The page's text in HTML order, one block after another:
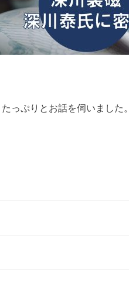
っぷりとお話を伺いました。